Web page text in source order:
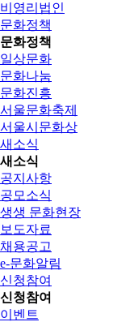
비영리법인
문화정책
문화정책
일상문화
문화나눔
문화진흥
서울문화축제
서울시문화상
새소식
새소식
공지사항
공모소식
생생 문화현장
보도자료
채용공고
e-문화알림
신청참여
신청참여
이벤트